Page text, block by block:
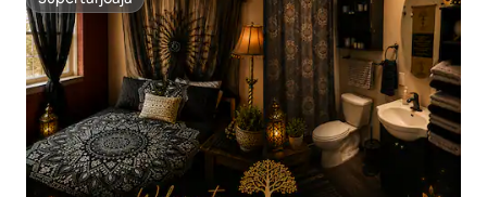
Supertarjoaja